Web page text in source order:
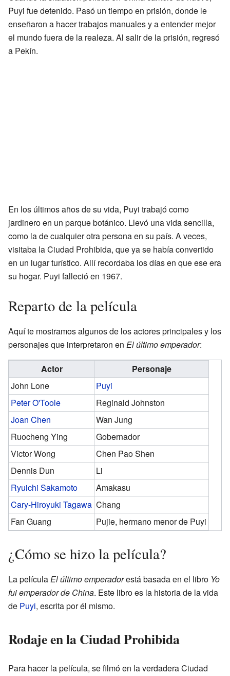
Puyi fue detenido. Pasó un tiempo en prisión, donde le
enseñaron a hacer trabajos manuales y a entender mejor
el mundo fuera de la realeza. Al salir de la prisión, regresó
a Pekín.
En los últimos años de su vida, Puyi trabajó como
jardinero en un parque botánico. Llevó una vida sencilla,
como la de cualquier otra persona en su país. A veces,
visitaba la Ciudad Prohibida, que ya se había convertido
en un lugar turístico. Allí recordaba los días en que ese era
su hogar. Puyi falleció en 1967.
Reparto de la película
Aquí te mostramos algunos de los actores principales y los
personajes que interpretaron en El último emperador:
Actor
Personaje
John Lone
Puyi
Peter O'Toole
Reginald Johnston
Joan Chen
Wan Jung
Ruocheng Ying
Gobernador
Victor Wong
Chen Pao Shen
Dennis Dun
Li
Ryuichi Sakamoto
Amakasu
Cary-Hiroyuki Tagawa Chang
Fan Guang
Pujie, hermano menor de Puyi
¿Cómo se hizo la película?
La películaEl último emperadorestá basada en el libro Yo
fui emperador de China. Este libro es la historia de la vida
de Puyi, escrita por él mismo.
Rodaje en la Ciudad Prohibida
Para hacer la película, se filmó en la verdadera Ciudad